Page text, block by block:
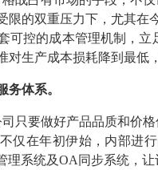
限的双重压力下，尤其
可控的成本管理机制，
对生产成本损耗降到最低
务体系。
只要做好产品品质和价
仅在年初伊始，内部进
理系统及OA同步系统，